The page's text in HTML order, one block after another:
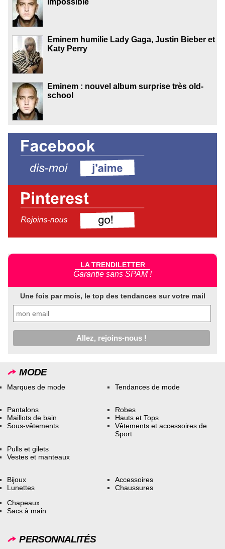
Eminem humilie Lady Gaga, Justin Bieber et
Katy Perry
Eminem : nouvel album surprise très old-
school
LA TRENDILETTER
Garantie sans SPAM !
Une fois par mois, le top des tendances sur votre mail
MODE
Marques de mode Tendances de mode
Pantalons
Maillots de bain
Sous-vêtements
Robes
Hauts et Tops
Vêtements et accessoires de
Sport
Pulls et gilets
Vestes et manteaux
Bijoux
Lunettes
Accessoires
Chaussures
Chapeaux
Sacs à main
PERSONNALITÉS